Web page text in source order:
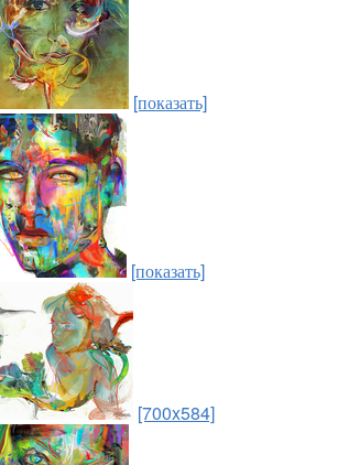
[показать]
[показать]
[700x584]